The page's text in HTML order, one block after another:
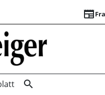
newspaper
search